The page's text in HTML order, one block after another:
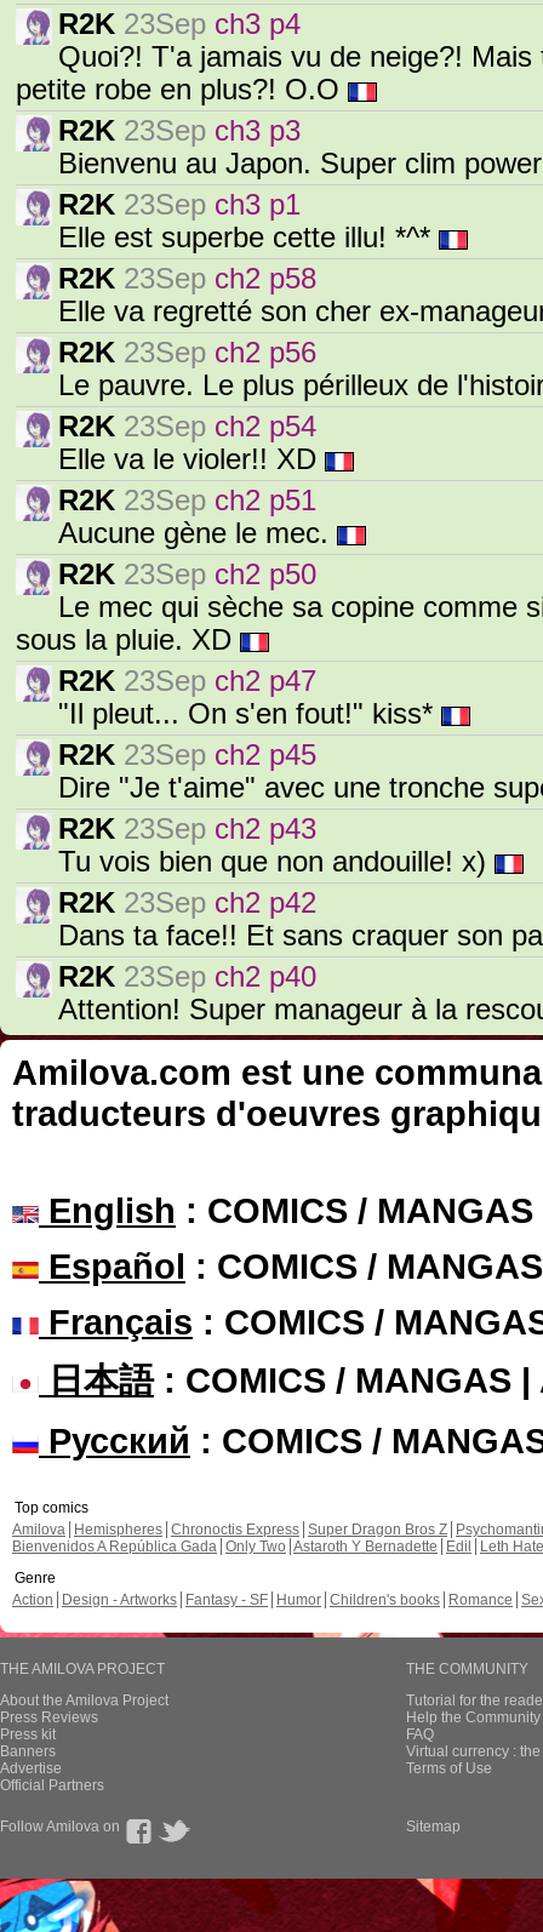
R2K 23Sep ch3 p4
Quoi?! T'a jamais vu de neige?!
petite robe en plus?! O.O
R2K 23Sep ch3 p3
Bienvenu au Japon. Super clim
R2K 23Sep ch3 p1
Elle est superbe cette illu! *^*
R2K 23Sep ch2 p58
Elle va regretté son cher ex-
R2K 23Sep ch2 p56
Le pauvre. Le plus périlleux de
R2K 23Sep ch2 p54
Elle va le violer!! XD
R2K 23Sep ch2 p51
Aucune gène le mec.
R2K 23Sep ch2 p50
Le mec qui sèche sa copine comme
sous la pluie. XD
R2K 23Sep ch2 p47
"Il pleut... On s'en fout!" kiss*
R2K 23Sep ch2 p45
Dire "Je t'aime" avec une tronche
R2K 23Sep ch2 p43
Tu vois bien que non andouille! x)
R2K 23Sep ch2 p42
Dans ta face!! Et sans craquer son
R2K 23Sep ch2 p40
Attention! Super manageur à la
Amilova.com est une
traducteurs d'oeuvres
English : COMICS /
Español : COMICS /
Français : COMICS /
日本語: COMICS / MANGAS |
Русский : COMICS /
Top comics
Amilova
Hemispheres Chronoctis Express Super Dragon Bros Z
Bienvenidos A República Gada Only Two Astaroth Y Bernadette Edil
Leth Hate
Genre
Action
Design - Artworks Fantasy - SF Humor Children's books Romance
THE AMILOVA PROJECT
About the Amilova Project
Press Reviews
Press kit
Banners
Advertise
Official Partners
THE COMMUNITY
Tutorial for the
Help the
FAQ
Virtual currency :
Terms of Use
Follow Amilova on Sitemap